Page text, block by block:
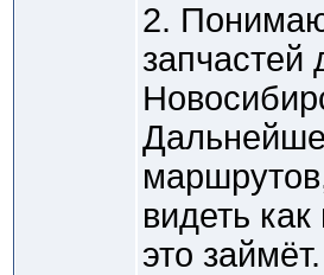
2.
видеть
это займёт.